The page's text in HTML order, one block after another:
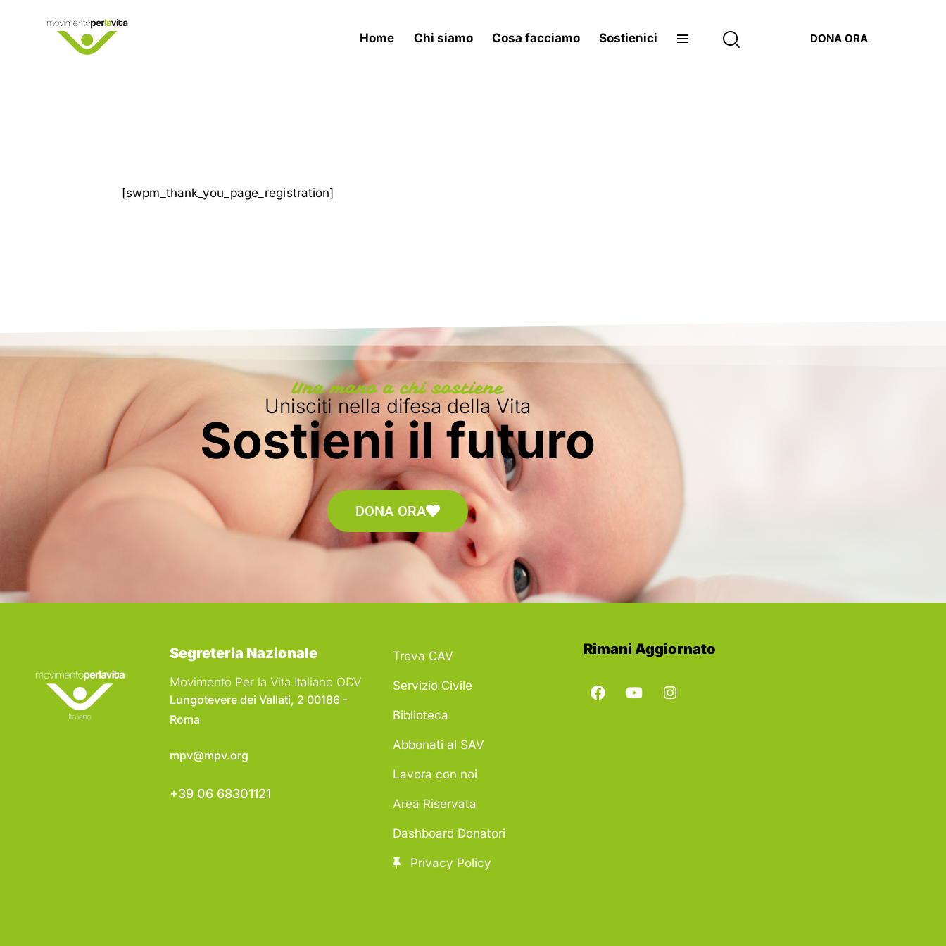
Home Chi siamo Cosa facciamo Sostienici DONA ORA
[swpm_thank_you_page_registration]
Una mano a chi sostiene
Unisciti nella difesa della Vita
Sostieni il futuro
DONA ORA
Segreteria Nazionale
Movimento Per la Vita Italiano ODV
Lungotevere dei Vallati, 2 00186 -
Roma
mpv@mpv.org
+39 06 68301121
Trova CAV
Servizio Civile
Biblioteca
Abbonati al SAV
Lavora con noi
Area Riservata
Dashboard Donatori
Privacy Policy
Rimani Aggiornato